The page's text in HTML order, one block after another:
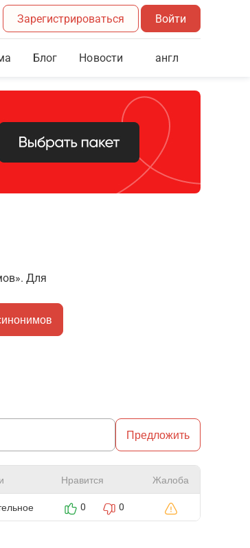
Зарегистрироваться Войти
Блог Новости англ
Для
Предложить
Нравится Жалоба
0 0